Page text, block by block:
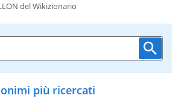
del Wikizionario
più ricercati